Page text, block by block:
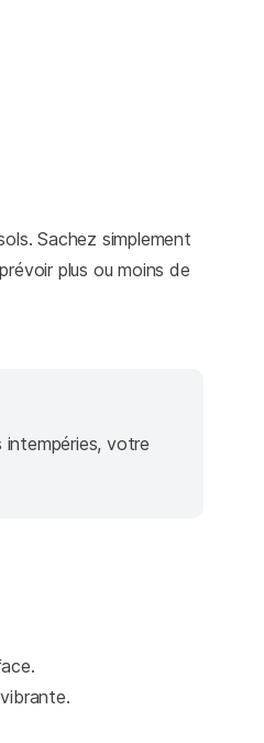
Sachez simplement
plus ou moins de
votre